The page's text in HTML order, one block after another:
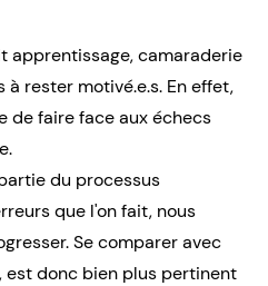
apprentissage, camaraderie
rester motivé.e.s. En effet,
de faire face aux échecs
du processus
que l'on fait, nous
Se comparer avec
est donc bien plus pertinent